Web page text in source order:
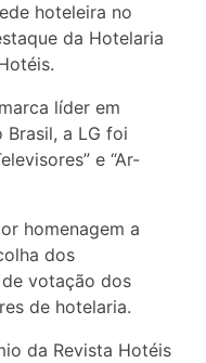
hoteleira no
da Hotelaria
líder em
a LG foi
e “Ar-
homenagem a
dos
votação dos
de hotelaria.
da Revista Hotéis